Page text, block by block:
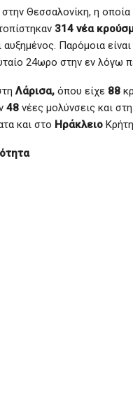
Θεσσαλονίκη, η
314 νέα
αυξημένος. Παρόμοια
24ωρο στην εν λόγω
Λάρισα, όπου είχε 88
48 νέες μολύνσεις και στη
και στο Ηράκλειο